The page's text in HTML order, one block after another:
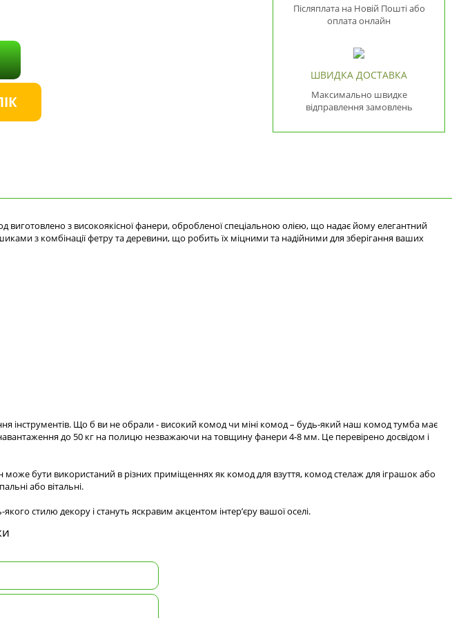
Післяплата на Новій Пошті або
оплата онлайн
ШВИДКА ДОСТАВКА
Максимально швидке
відправлення замовлень
з високоякісної фанери, обробленої спеціальною олією, що надає йому елегантний
з комбінації фетру та деревини, що робить їх міцними та надійними для зберігання ваших
інструментів. Що б ви не обрали - високий комод чи міні комод – будь-який наш комод тумба має
до 50 кг на полицю незважаючи на товщину фанери 4-8 мм. Це перевірено досвідом і
бути використаний в різних приміщеннях як комод для взуття, комод стелаж для іграшок або
або вітальні.
стилю декору і стануть яскравим акцентом інтер’єру вашої оселі.